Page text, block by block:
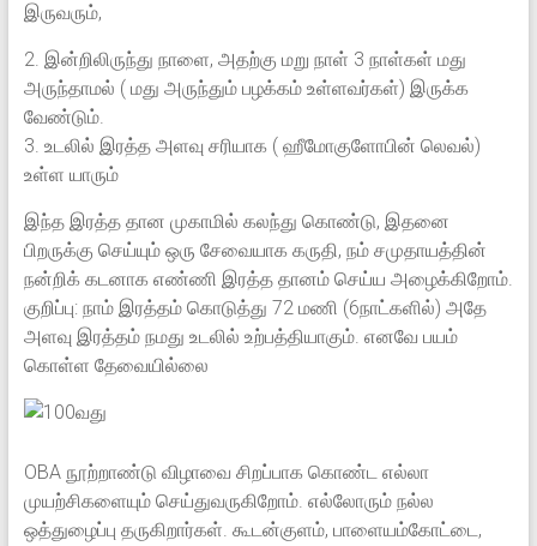
இருவரும்,
2. இன்றிலிருந்து நாளை, அதற்கு மறு நாள் 3 நாள்கள் மது
அருந்தாமல் ( மது அருந்தும் பழக்கம் உள்ளவர்கள்) இருக்க
வேண்டும்.
3. உடலில் இரத்த அளவு சரியாக ( ஹீமோகுளோபின் லெவல்)
உள்ள யாரும்
இந்த இரத்த தான முகாமில் கலந்து கொண்டு, இதனை
பிறருக்கு செய்யும் ஒரு சேவையாக கருதி, நம் சமுதாயத்தின்
நன்றிக் கடனாக எண்ணி இரத்த தானம் செய்ய அழைக்கிறோம்.
குறிப்பு: நாம் இரத்தம் கொடுத்து 72 மணி (6நாட்களில்) அதே
அளவு இரத்தம் நமது உடலில் உற்பத்தியாகும். எனவே பயம்
கொள்ள தேவையில்லை
OBA நூற்றாண்டு விழாவை சிறப்பாக கொண்ட எல்லா
முயற்சிகளையும் செய்துவருகிறோம். எல்லோரும் நல்ல
ஒத்துழைப்பு தருகிறார்கள். கூடன்குளம், பாளையம்கோட்டை,